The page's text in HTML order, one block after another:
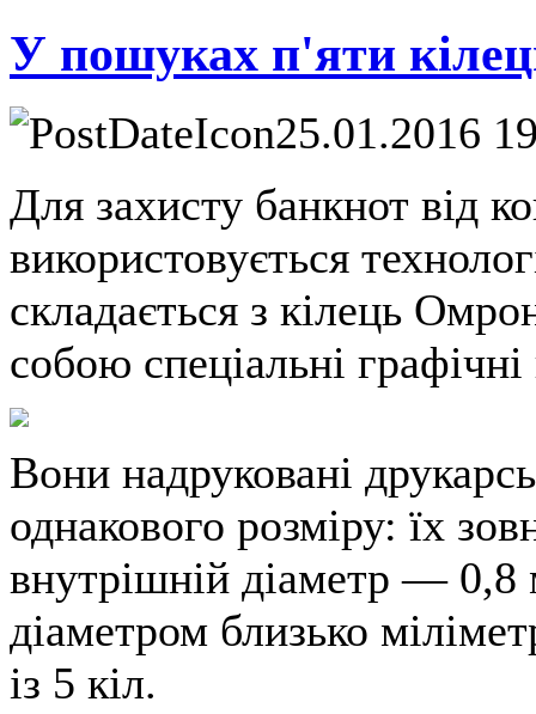
У пошуках п'яти
25.01.2016
Для захисту банкнот від
використовується
складається з кілець
собою спеціальні
Вони надруковані
однакового розміру: їх
внутрішній діаметр —
діаметром близько
із 5 кіл.